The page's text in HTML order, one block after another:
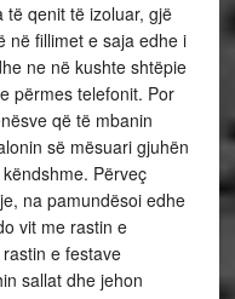
të qenit të izoluar, gjë
në fillimet e saja edhe i
ne në kushte shtëpie
përmes telefonit. Por
që të mbanin
së mësuari gjuhën
Përveç
na pamundësoi edhe
vit me rastin e
e festave
sallat dhe jehon